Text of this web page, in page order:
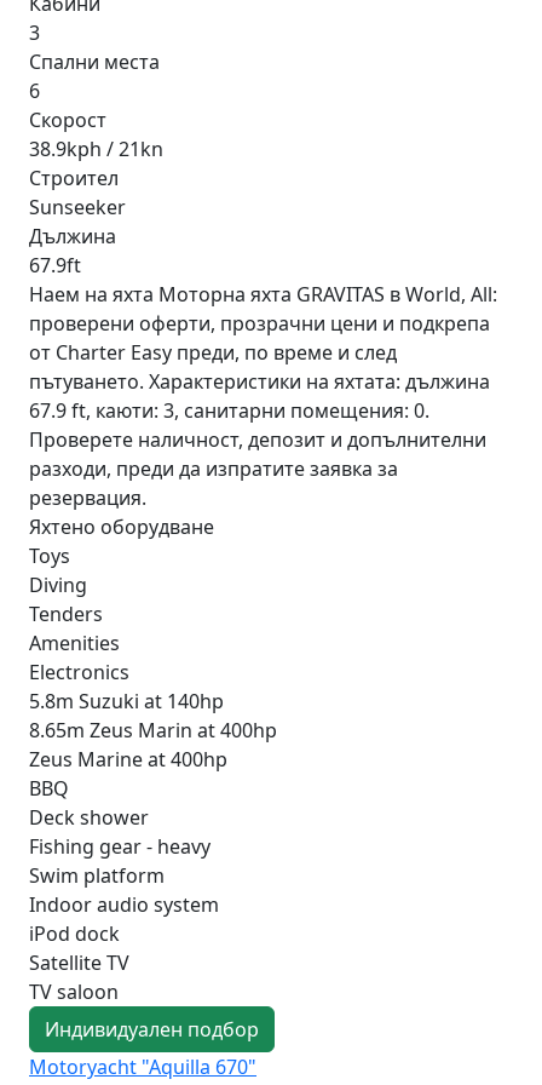
3
Спални места
6
Скорост
38.9kph / 21kn
Строител
Sunseeker
Дължина
67.9ft
Наем на яхта Моторна яхта GRAVITAS в World, All:
проверени оферти, прозрачни цени и подкрепа
от Charter Easy преди, по време и след
пътуването. Характеристики на яхтата: дължина
67.9 ft, каюти: 3, санитарни помещения: 0.
Проверете наличност, депозит и допълнителни
разходи, преди да изпратите заявка за
резервация.
Яхтено оборудване
Toys
Diving
Tenders
Amenities
Electronics
5.8m Suzuki at 140hp
8.65m Zeus Marin at 400hp
Zeus Marine at 400hp
BBQ
Deck shower
Fishing gear - heavy
Swim platform
Indoor audio system
iPod dock
Satellite TV
TV saloon
Индивидуален подбор
Motoryacht "Aquilla 670"